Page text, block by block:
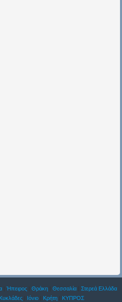
| Ήπειρος| Θράκη| Θεσσαλία| Στερεά Ελλάδα
Κυκλάδες Ιόνιο Κρήτη ΚΥΠΡΟΣ